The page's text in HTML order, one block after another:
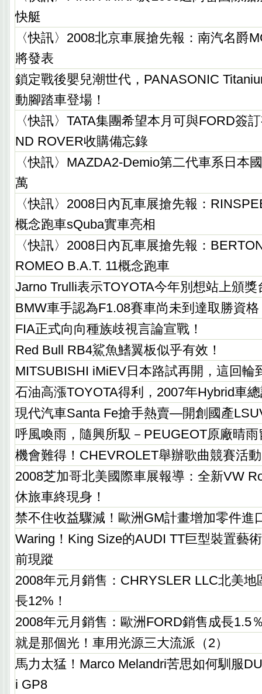
快艇
〈快訊〉2008北京車展搶先報：南汽名爵
將發表
鎖定戰後嬰兒潮世代，PANASONIC
動腳踏車登場！
〈快訊〉TATA集團希望本月可與FORD簽
ND ROVER收購備忘錄
〈快訊〉MAZDA2-Demio第二代車系日本
萬
〈快訊〉2008日內瓦車展搶先報：
概念跑車sQuba實車亮相
〈快訊〉2008日內瓦車展搶先報：
ROMEO B.A.T. 11概念跑車
Jarno Trulli表示TOYOTA今年別想站上頒獎
BMW車手認為F1.08賽車尚未到達取勝資格
FIA正式向向種族歧視言論宣戰！
Red Bull RB4鯊魚鰭翼板似乎有效！
MITSUBISHI iMiEV日本路試再開，這回輪
石油高漲TOYOTA得利，2007年Hybrid車
現代汽車Santa Fe搶手熱賣—開創國產
呼風喚雨，隨興所馭－PEUGEOT原廠晴雨
機會難得！CHEVROLET舉辦歌曲競賽活動
2008芝加哥北美國際車展報導：全新VW
休旅車終現身！
禁不住收益驟減！歐洲GM計畫增加零件進
Waring！King Size的AUDI TT巨型裝置藝
前現蹤
2008年元月銷售：CHRYSLER LLC北美地
長12%！
2008年元月銷售：歐洲FORD銷售成長1.5
就是那個光！車用光源三大流派（2）
馬力太猛！Marco Melandri苦思如何馴服
i GP8